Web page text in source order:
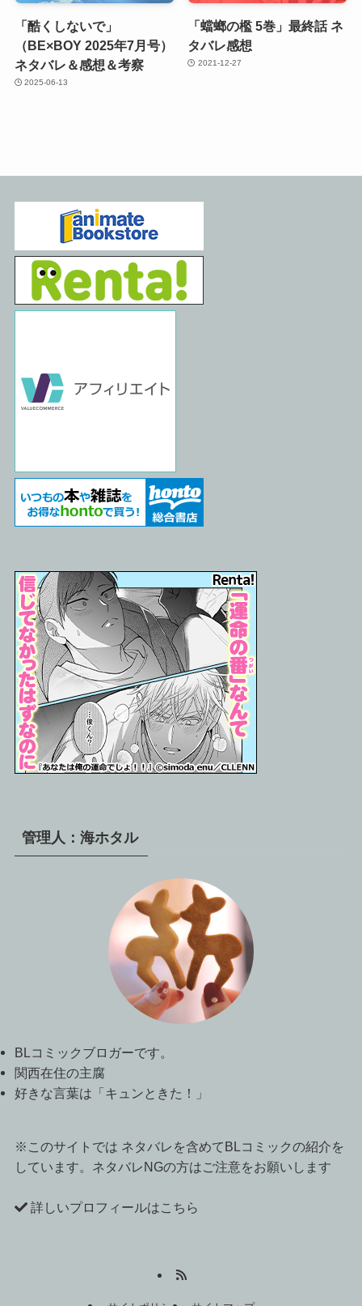
「酷くしないで」
（BE×BOY 2025年7月号）
ネタバレ＆感想＆考察
2025-06-13
「蟷螂の檻 5巻」最終話 ネ
タバレ感想
2021-12-27
管理人：海ホタル
BLコミックブロガーです。
関西在住の主腐
好きな言葉は「キュンときた！」
※このサイトでは ネタバレを含めてBLコミックの紹介を
しています。ネタバレNGの方はご注意をお願いします
詳しいプロフィールはこちら